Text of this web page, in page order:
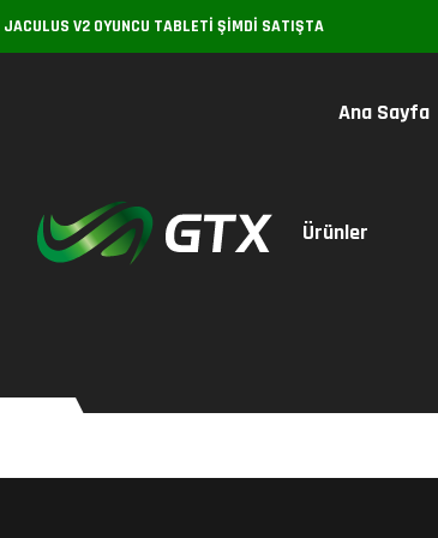
JACULUS V2 OYUNCU TABLETI ŞIMDI SATIŞTA
Ana Sayfa
Ürünler